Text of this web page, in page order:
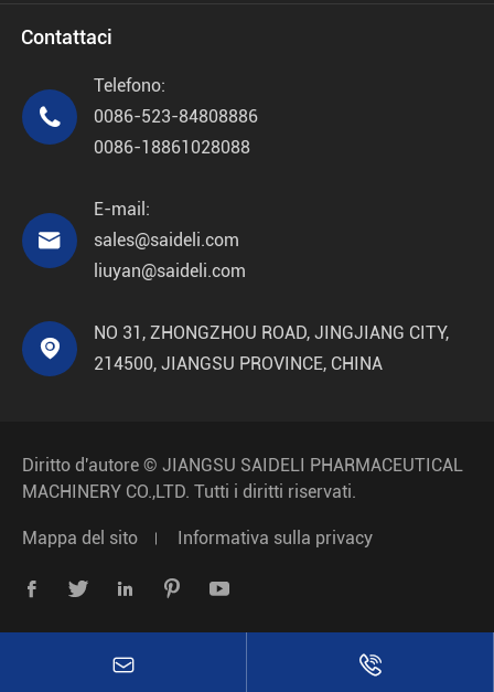
Contattaci

Telefono:
0086-523-84808886
0086-18861028088

E-mail:
sales@saideli.com
liuyan@saideli.com

NO 31, ZHONGZHOU ROAD, JINGJIANG CITY,
214500, JIANGSU PROVINCE, CHINA
Diritto d'autore © JIANGSU SAIDELI PHARMACEUTICAL
MACHINERY CO.,LTD. Tutti i diritti riservati.
Mappa del sito Informativa sulla privacy
    
 